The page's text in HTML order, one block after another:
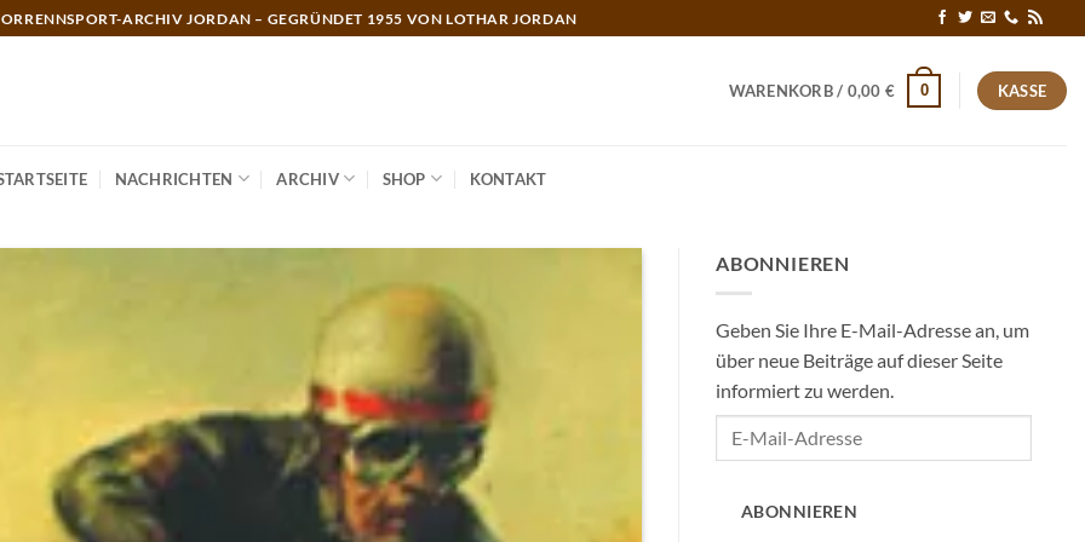
ARCHIV JORDAN – GEGRÜNDET 1955 VON LOTHAR JORDAN
WARENKORB / 0,00 € 0 KASSE
NACHRICHTEN ARCHIV SHOP KONTAKT
ABONNIEREN
Geben Sie Ihre E-Mail-Adresse an, um
über neue Beiträge auf dieser Seite
informiert zu werden.
Mail-
ABONNIEREN